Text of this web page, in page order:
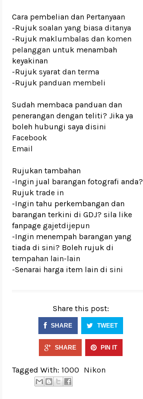
Cara pembelian dan Pertanyaan
-Rujuk soalan yang biasa ditanya
-Rujuk maklumbalas dan komen
pelanggan untuk menambah
keyakinan
-Rujuk syarat dan terma
-Rujuk panduan membeli
Sudah membaca panduan dan
penerangan dengan teliti? Jika ya
boleh hubungi saya disini
Facebook
Email
Rujukan tambahan
-Ingin jual barangan fotografi anda?
Rujuk trade in
-Ingin tahu perkembangan dan
barangan terkini di GDJ? sila like
fanpage gajetdijepun
-Ingin menempah barangan yang
tiada di sini? Boleh rujuk di
tempahan lain-lain
-Senarai harga item lain di sini
Share this post:
SHARE TWEET
SHARE PIN IT
Tagged With: 1000 Nikon